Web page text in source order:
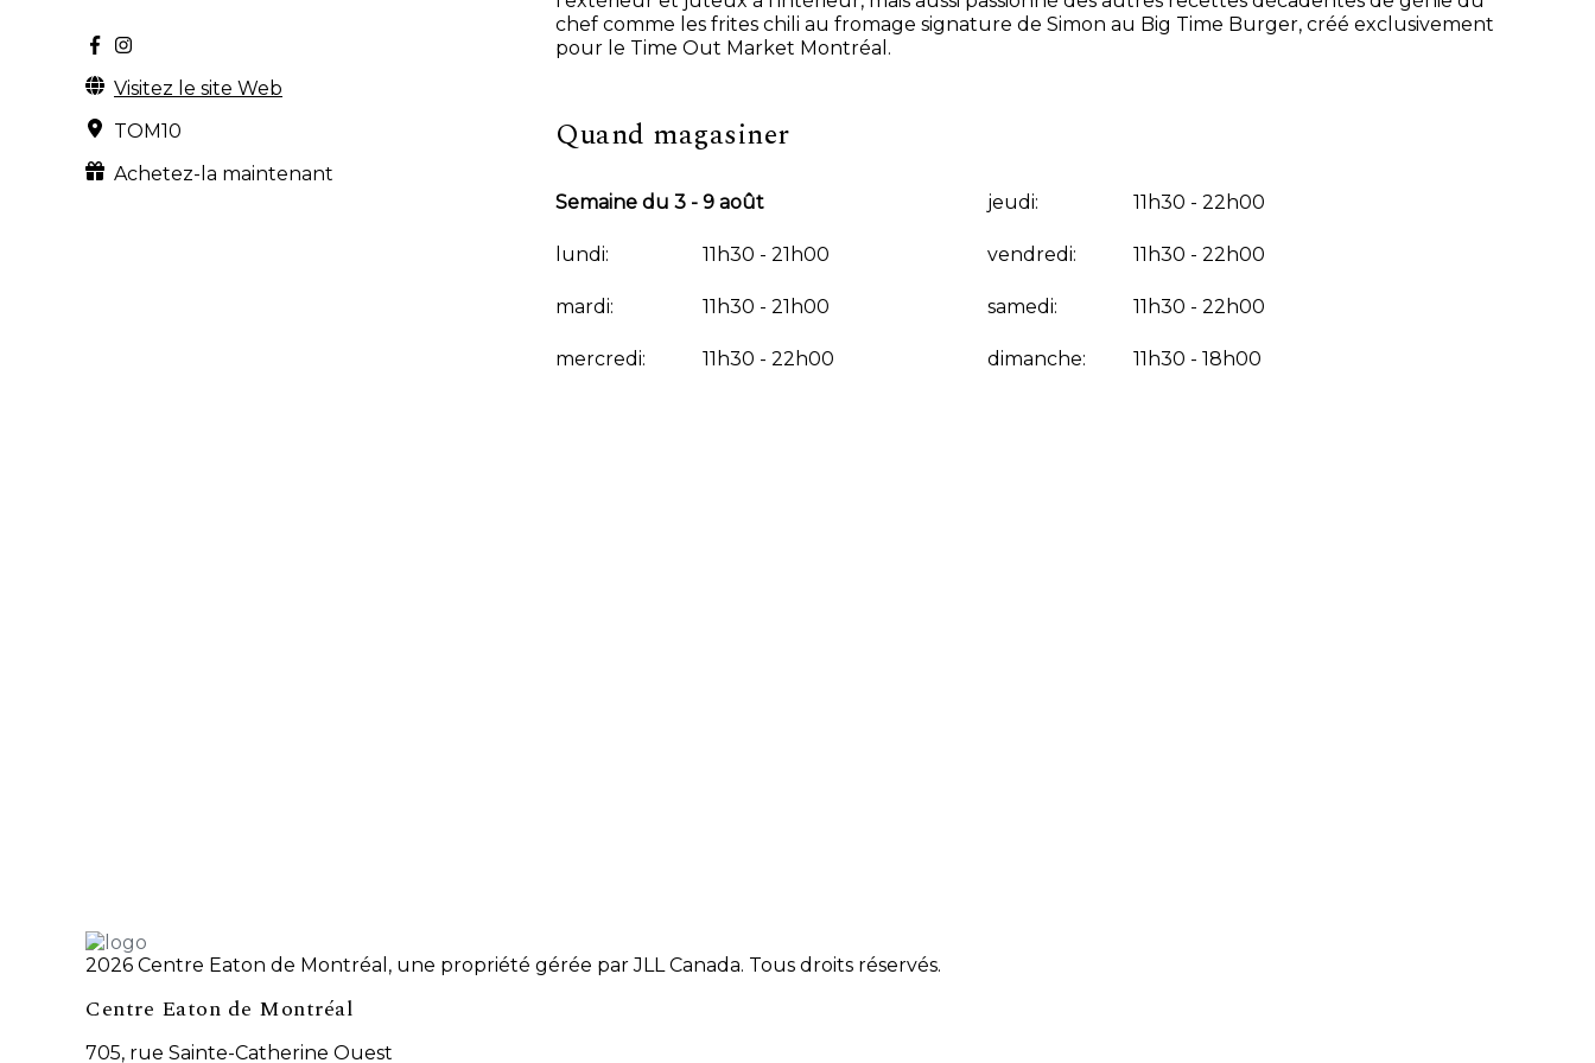
Visitez le site Web
TOM10
Achetez-la maintenant
chef comme les frites chili au fromage signature de Simon au Big Time Burger, créé exclusivement
pour le Time Out Market Montréal.
Quand magasiner
Semaine du 3 - 9 août
lundi: 11h30 - 21h00
mardi: 11h30 - 21h00
mercredi: 11h30 - 22h00
jeudi: 11h30 - 22h00
vendredi: 11h30 - 22h00
samedi: 11h30 - 22h00
dimanche: 11h30 - 18h00
2026 Centre Eaton de Montréal, une propriété gérée par JLL Canada. Tous droits réservés.
Centre Eaton de Montréal
705, rue Sainte-Catherine Ouest